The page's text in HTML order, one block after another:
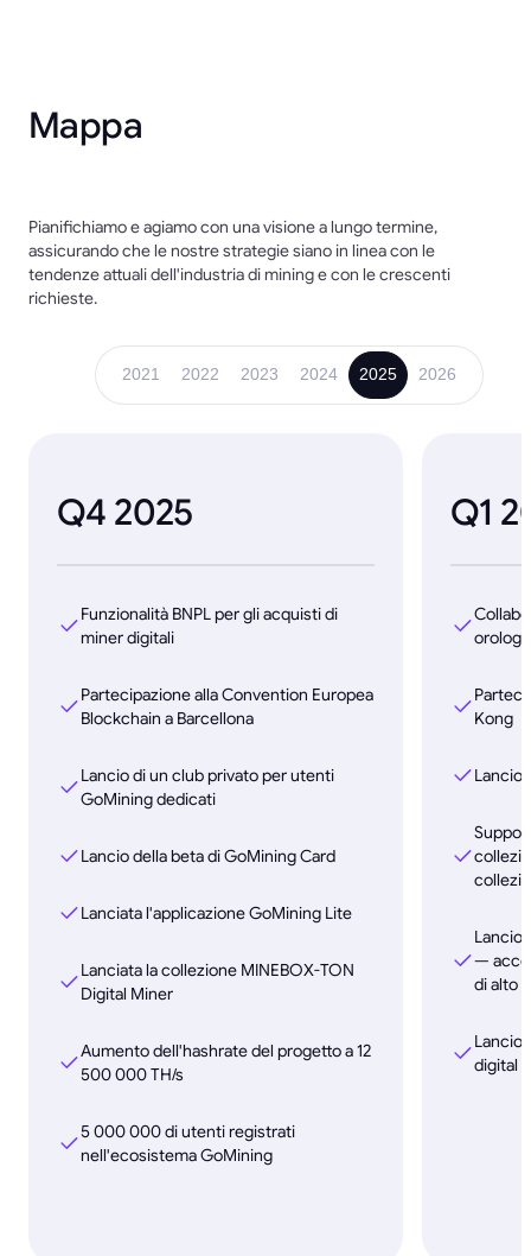
Mappa
2021 2022 2023 2024 2025 2026
Pianifichiamo e agiamo con una visione a lungo termine,
assicurando che le nostre strategie siano in linea con le
tendenze attuali dell'industria di mining e con le crescenti
richieste.
Q4 2025
Funzionalità BNPL per gli acquisti di
miner digitali
Partecipazione alla Convention Europea
Blockchain a Barcellona
Lancio di un club privato per utenti
GoMining dedicati
Lancio della beta di GoMining Card
Lanciata l'applicazione GoMining Lite
Lanciata la collezione MINEBOX-TON
Digital Miner
Aumento dell'hashrate del progetto a 12
500 000 TH/s
5 000 000 di utenti registrati
nell'ecosistema GoMining
Q1
orologi
Kong
Lancio
Lancio
—
di alto
Lancio
digital